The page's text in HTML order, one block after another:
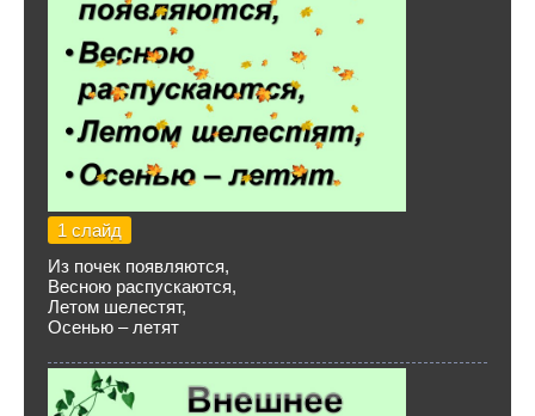
1 слайд
Из почек появляются,
Весною распускаются,
Летом шелестят,
Осенью – летят